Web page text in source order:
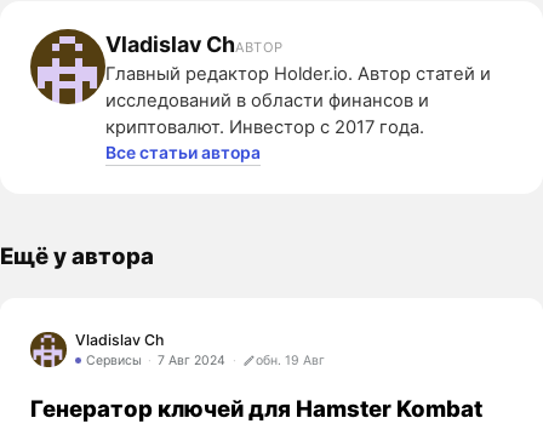
Vladislav ChАВТОР
Главный редактор Holder.io. Автор статей и
исследований в области финансов и
криптовалют. Инвестор с 2017 года.
Все статьи автора
Ещё у автора
Vladislav Ch
Сервисы 7 Авг 2024 обн. 19 Авг
Генератор ключей для Hamster Kombat